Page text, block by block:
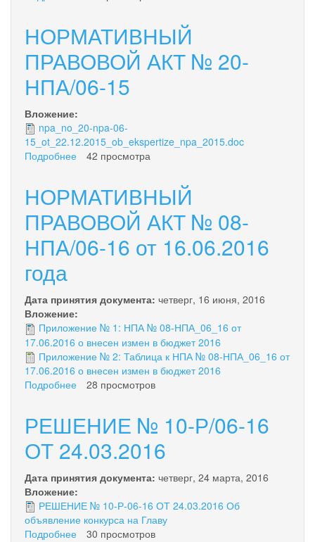
землепользования
застройки
городского
округа
«поселок
Палана»
АКТ
19-
НПА/06-
15
НОРМАТИВНЫЙ
ПРАВОВОЙ АКТ № 20-
НПА/06-15
Вложение:
npa_no_20-npa-06-
15_ot_22.12.2015_ob_ekspertize_npa_2015.doc
Подробнее
АКТ
№
20-
НПА/06-
15
42 просмотра
НОРМАТИВНЫЙ
ПРАВОВОЙ АКТ № 08-
НПА/06-16 от 16.06.2016
года
Дата принятия документа: четверг, 16 июня, 2016
Вложение:
Приложение № 1: НПА № 08-НПА_06_16 от
17.06.2016 о внесен измен в бюджет 2016
Приложение № 2: Таблица к НПА № 08-НПА_06_16 от
17.06.2016 о внесен измен в бюджет 2016
Подробнее
АКТ
08-
16
от
16.06.2016
года
28 просмотров
РЕШЕНИЕ № 10-Р/06-16
ОТ 24.03.2016
Дата принятия документа: четверг, 24 марта, 2016
Вложение:
РЕШЕНИЕ № 10-Р-06-16 ОТ 24.03.2016 Об
объявление конкурса на Главу
Подробнее
30 просмотров